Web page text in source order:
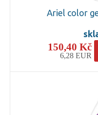
Ariel color
150,40 Kč
6,28 EUR